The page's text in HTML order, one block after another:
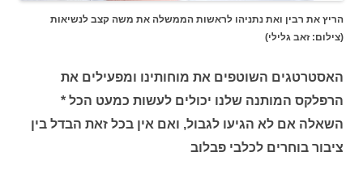
הריץ את רבין ואת נתניהו לראשות הממשלה את משה קצב לנשיאות
(צילום: זאב גלילי)
האסטרטגים השוטפים את מוחותינו ומפעילים את
הרפלקס המותנה שלנו יכולים לעשות כמעט הכל *
השאלה אם לא הגיעו לגבול, ואם אין בכל זאת הבדל בין
ציבור בוחרים לכלבי פבלוב